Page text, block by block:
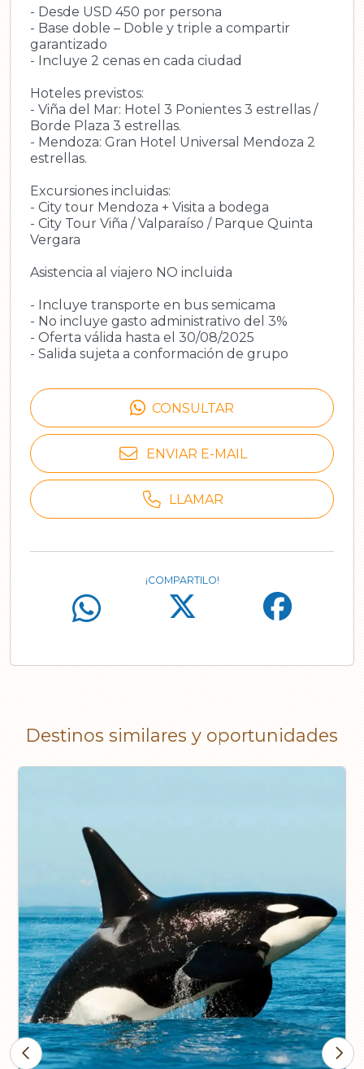
- Desde USD 450 por persona
- Base doble – Doble y triple a compartir
garantizado
- Incluye 2 cenas en cada ciudad
Hoteles previstos:
- Viña del Mar: Hotel 3 Ponientes 3 estrellas /
Borde Plaza 3 estrellas.
- Mendoza: Gran Hotel Universal Mendoza 2
estrellas.
Excursiones incluidas:
- City tour Mendoza + Visita a bodega
- City Tour Viña / Valparaíso / Parque Quinta
Vergara
Asistencia al viajero NO incluida
- Incluye transporte en bus semicama
- No incluye gasto administrativo del 3%
- Oferta válida hasta el 30/08/2025
- Salida sujeta a conformación de grupo
CONSULTAR
ENVIAR E-MAIL
LLAMAR
¡COMPARTILO!
Destinos similares y oportunidades